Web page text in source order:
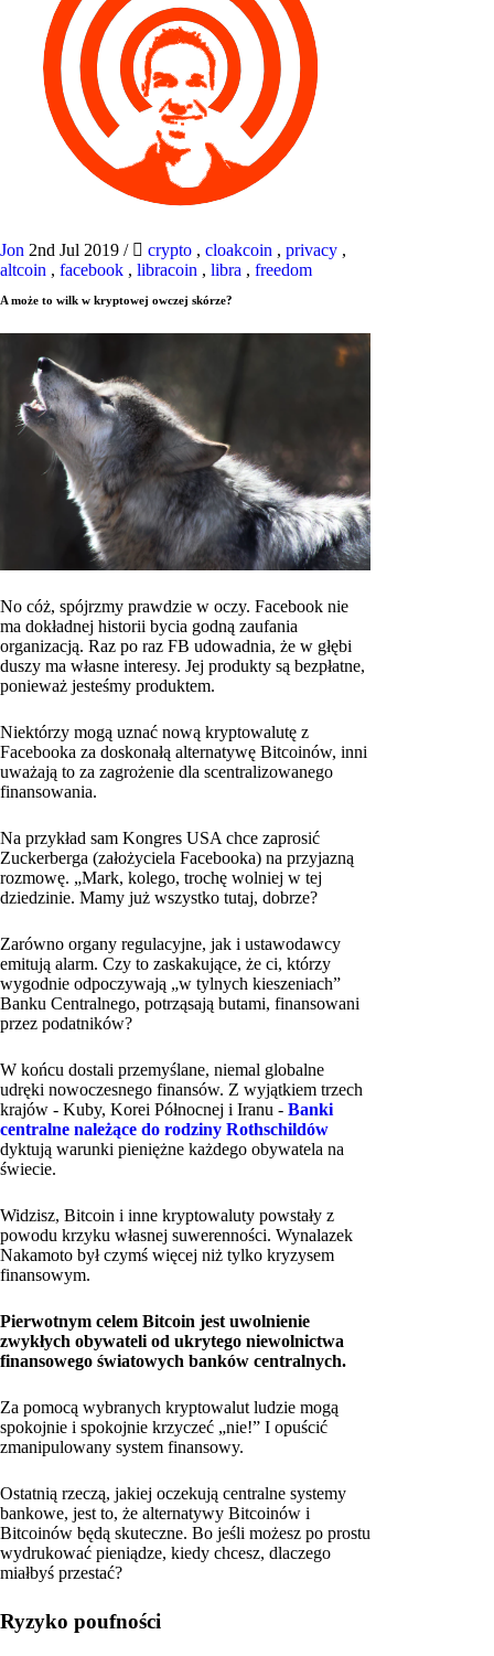
Jon 2nd Jul 2019 / crypto , cloakcoin , privacy ,
altcoin , facebook , libracoin , libra , freedom
A może to wilk w kryptowej owczej skórze?
No cóż, spójrzmy prawdzie w oczy. Facebook nie
ma dokładnej historii bycia godną zaufania
organizacją. Raz po raz FB udowadnia, że ​​w głębi
duszy ma własne interesy. Jej produkty są bezpłatne,
ponieważ jesteśmy produktem.
Niektórzy mogą uznać nową kryptowalutę z
Facebooka za doskonałą alternatywę Bitcoinów, inni
uważają to za zagrożenie dla scentralizowanego
finansowania.
Na przykład sam Kongres USA chce zaprosić
Zuckerberga (założyciela Facebooka) na przyjazną
rozmowę. „Mark, kolego, trochę wolniej w tej
dziedzinie. Mamy już wszystko tutaj, dobrze?
Zarówno organy regulacyjne, jak i ustawodawcy
emitują alarm. Czy to zaskakujące, że ci, którzy
wygodnie odpoczywają „w tylnych kieszeniach”
Banku Centralnego, potrząsają butami, finansowani
przez podatników?
W końcu dostali przemyślane, niemal globalne
udręki nowoczesnego finansów. Z wyjątkiem trzech
krajów - Kuby, Korei Północnej i Iranu - Banki
centralne należące do rodziny Rothschildów
dyktują warunki pieniężne każdego obywatela na
świecie.
Widzisz, Bitcoin i inne kryptowaluty powstały z
powodu krzyku własnej suwerenności. Wynalazek
Nakamoto był czymś więcej niż tylko kryzysem
finansowym.
Pierwotnym celem Bitcoin jest uwolnienie
zwykłych obywateli od ukrytego niewolnictwa
finansowego światowych banków centralnych.
Za pomocą wybranych kryptowalut ludzie mogą
spokojnie i spokojnie krzyczeć „nie!” I opuścić
zmanipulowany system finansowy.
Ostatnią rzeczą, jakiej oczekują centralne systemy
bankowe, jest to, że alternatywy Bitcoinów i
Bitcoinów będą skuteczne. Bo jeśli możesz po prostu
wydrukować pieniądze, kiedy chcesz, dlaczego
miałbyś przestać?
Ryzyko poufności